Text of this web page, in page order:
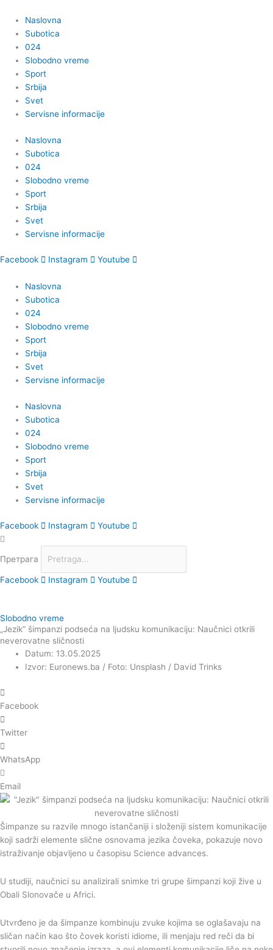
садржај
Naslovna
Subotica
024
Slobodno vreme
Sport
Srbija
Svet
Servisne informacije
Naslovna
Subotica
024
Slobodno vreme
Sport
Srbija
Svet
Servisne informacije
Facebook Instagram Youtube
Naslovna
Subotica
024
Slobodno vreme
Sport
Srbija
Svet
Servisne informacije
Naslovna
Subotica
024
Slobodno vreme
Sport
Srbija
Svet
Servisne informacije
Facebook Instagram Youtube
Претрага
Facebook Instagram Youtube
Slobodno vreme
„Jezik“ šimpanzi podseća na ljudsku komunikaciju: Naučnici otkrili
neverovatne sličnosti
Datum: 13.05.2025
Izvor: Euronews.ba / Foto: Unsplash / David Trinks
Facebook
Twitter
WhatsApp
Email
Šimpanze su razvile mnogo istančaniji i složeniji sistem komunikacije
koji sadrži elemente slične osnovama jezika čoveka, pokazuje novo
istraživanje objavljeno u časopisu Science advances.
U studiji, naučnici su analizirali snimke tri grupe šimpanzi koji žive u
Obali Slonovače u Africi.
Utvrđeno je da šimpanze kombinuju zvuke kojima se oglašavaju na
sličan način kao što čovek koristi idiome, ili menjaju red reči da bi